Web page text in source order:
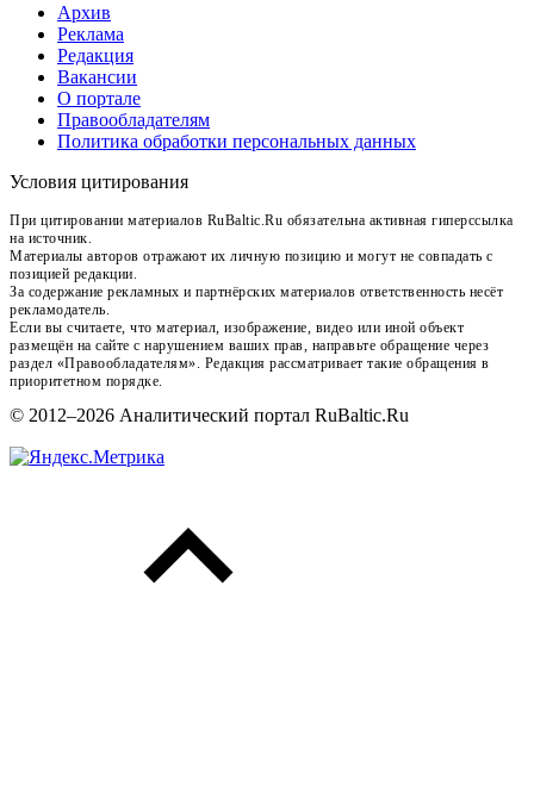
Архив
Реклама
Редакция
Вакансии
О портале
Правообладателям
Политика обработки персональных данных
Условия цитирования
При цитировании материалов RuBaltic.Ru обязательна активная гиперссылка
на источник.
Материалы авторов отражают их личную позицию и могут не совпадать с
позицией редакции.
За содержание рекламных и партнёрских материалов ответственность несёт
рекламодатель.
Если вы считаете, что материал, изображение, видео или иной объект
размещён на сайте с нарушением ваших прав, направьте обращение через
раздел «Правообладателям». Редакция рассматривает такие обращения в
приоритетном порядке.
© 2012–2026 Аналитический портал RuBaltic.Ru